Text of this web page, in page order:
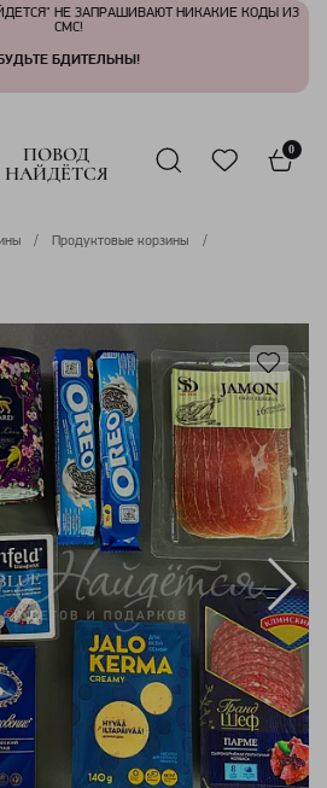
НЕ ЗАПРАШИВАЮТ НИКАКИЕ КОДЫ ИЗ
СМС!
БУДЬТЕ БДИТЕЛЬНЫ!
ПОВОД
НАЙДЁТСЯ
0
Продуктовые корзины